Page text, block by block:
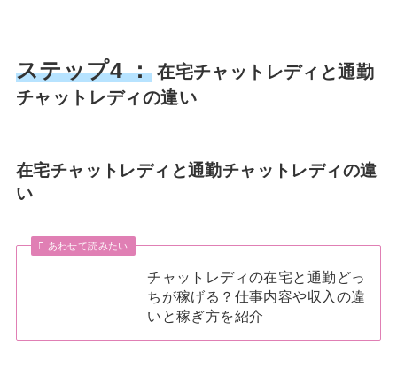
ステップ4 ：在宅チャットレディと通勤
チャットレディの違い
在宅チャットレディと通勤チャットレディの違
い
あわせて読みたい
チャットレディの在宅と通勤どっ
ちが稼げる？仕事内容や収入の違
いと稼ぎ方を紹介